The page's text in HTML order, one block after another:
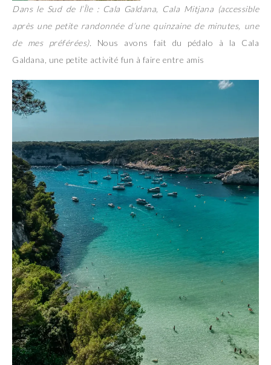
Dans le Sud de l’Île : Cala Galdana, Cala Mitjana (accessible
après une petite randonnée d’une quinzaine de minutes, une
de mes préférées). Nous avons fait du pédalo à la Cala
Galdana, une petite activité fun à faire entre amis